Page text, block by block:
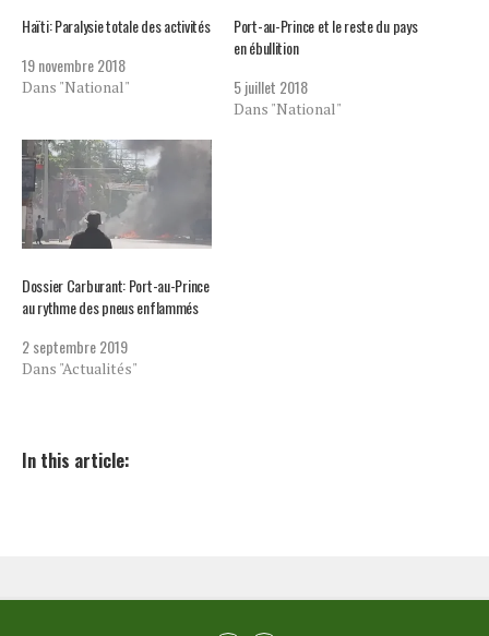
Haïti: Paralysie totale des activités
19 novembre 2018
Dans "National"
Port-au-Prince et le reste du pays
en ébullition
5 juillet 2018
Dans "National"
Dossier Carburant: Port-au-Prince
au rythme des pneus enflammés
2 septembre 2019
Dans "Actualités"
In this article: